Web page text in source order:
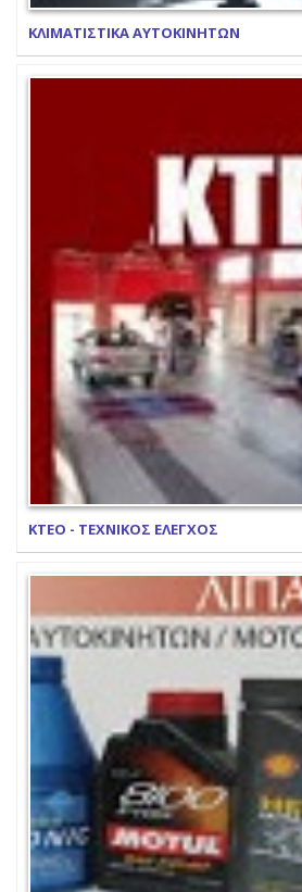
ΚΛΙΜΑΤΙΣΤΙΚΑ ΑΥΤΟΚΙΝΗΤΩΝ
ΚΤΕΟ - ΤΕΧΝΙΚΟΣ ΕΛΕΓΧΟΣ